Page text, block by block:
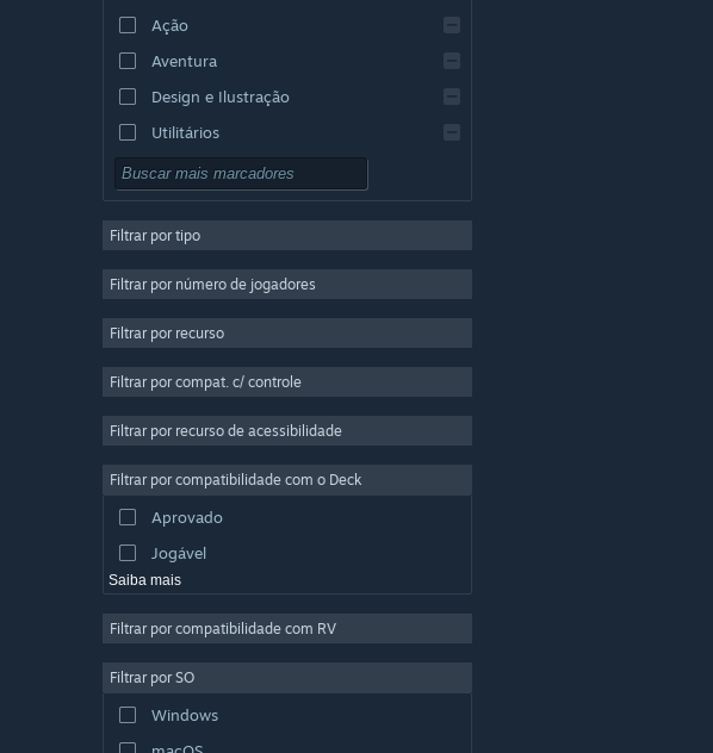
Ação
Aventura
Design e Ilustração
Utilitários
Gratuito para Jogar
Multijogador Massivo
Casual
Simulação
Produção de Vídeo
Edição de Fotos
Filtrar por tipo
Filtrar por número de jogadores
Filtrar por recurso
Filtrar por compat. c/ controle
Filtrar por recurso de acessibilidade
Filtrar por compatibilidade com o Deck
Aprovado
Jogável
Saiba mais
Filtrar por compatibilidade com RV
Filtrar por SO
Windows